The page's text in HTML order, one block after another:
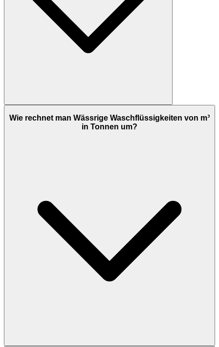
Wie rechnet man Wässrige Waschflüssigkeiten von m³
in Tonnen um?